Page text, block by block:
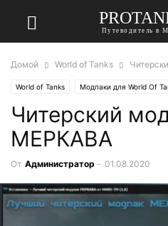
Путеводитель в
Домой World of Tanks
World of Tanks Модпаки для World Of
Читерский
МЕРКАВА
От Администратор - 01.08.2020